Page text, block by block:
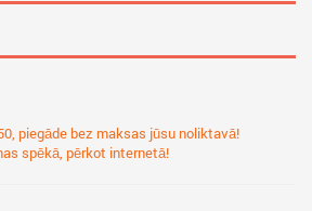
piegāde bez maksas jūsu noliktavā!
spēkā, pērkot internetā!